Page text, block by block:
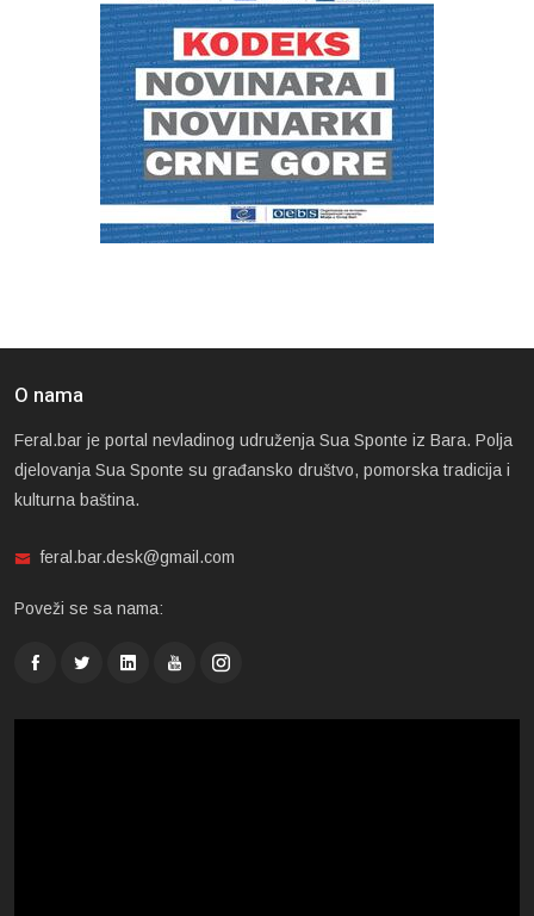
O nama
Feral.bar je portal nevladinog udruženja Sua Sponte iz Bara. Polja
djelovanja Sua Sponte su građansko društvo, pomorska tradicija i
kulturna baština.
feral.bar.desk@gmail.com
Poveži se sa nama: